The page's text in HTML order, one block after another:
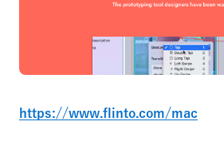
https://www.flinto.com/mac